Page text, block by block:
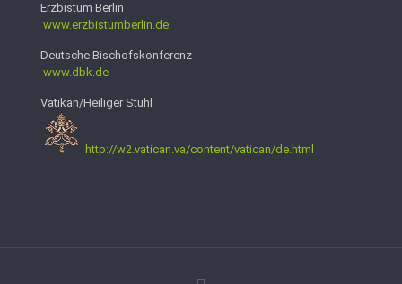
Erzbistum Berlin
www.erzbistumberlin.de
Deutsche Bischofskonferenz
www.dbk.de
Vatikan/Heiliger Stuhl
http://w2.vatican.va/content/vatican/de.html